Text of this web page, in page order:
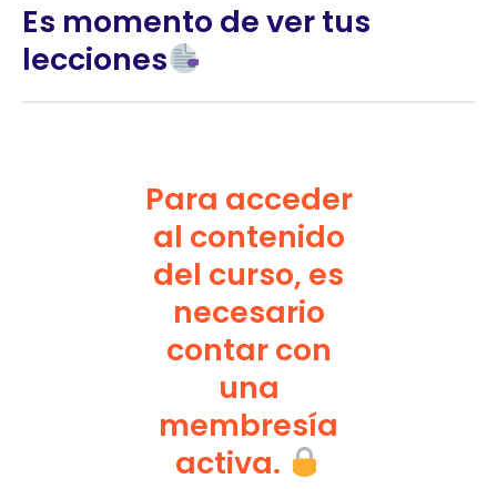
Es momento de ver tus
lecciones
Para acceder
al contenido
del curso, es
necesario
contar con
una
membresía
activa.